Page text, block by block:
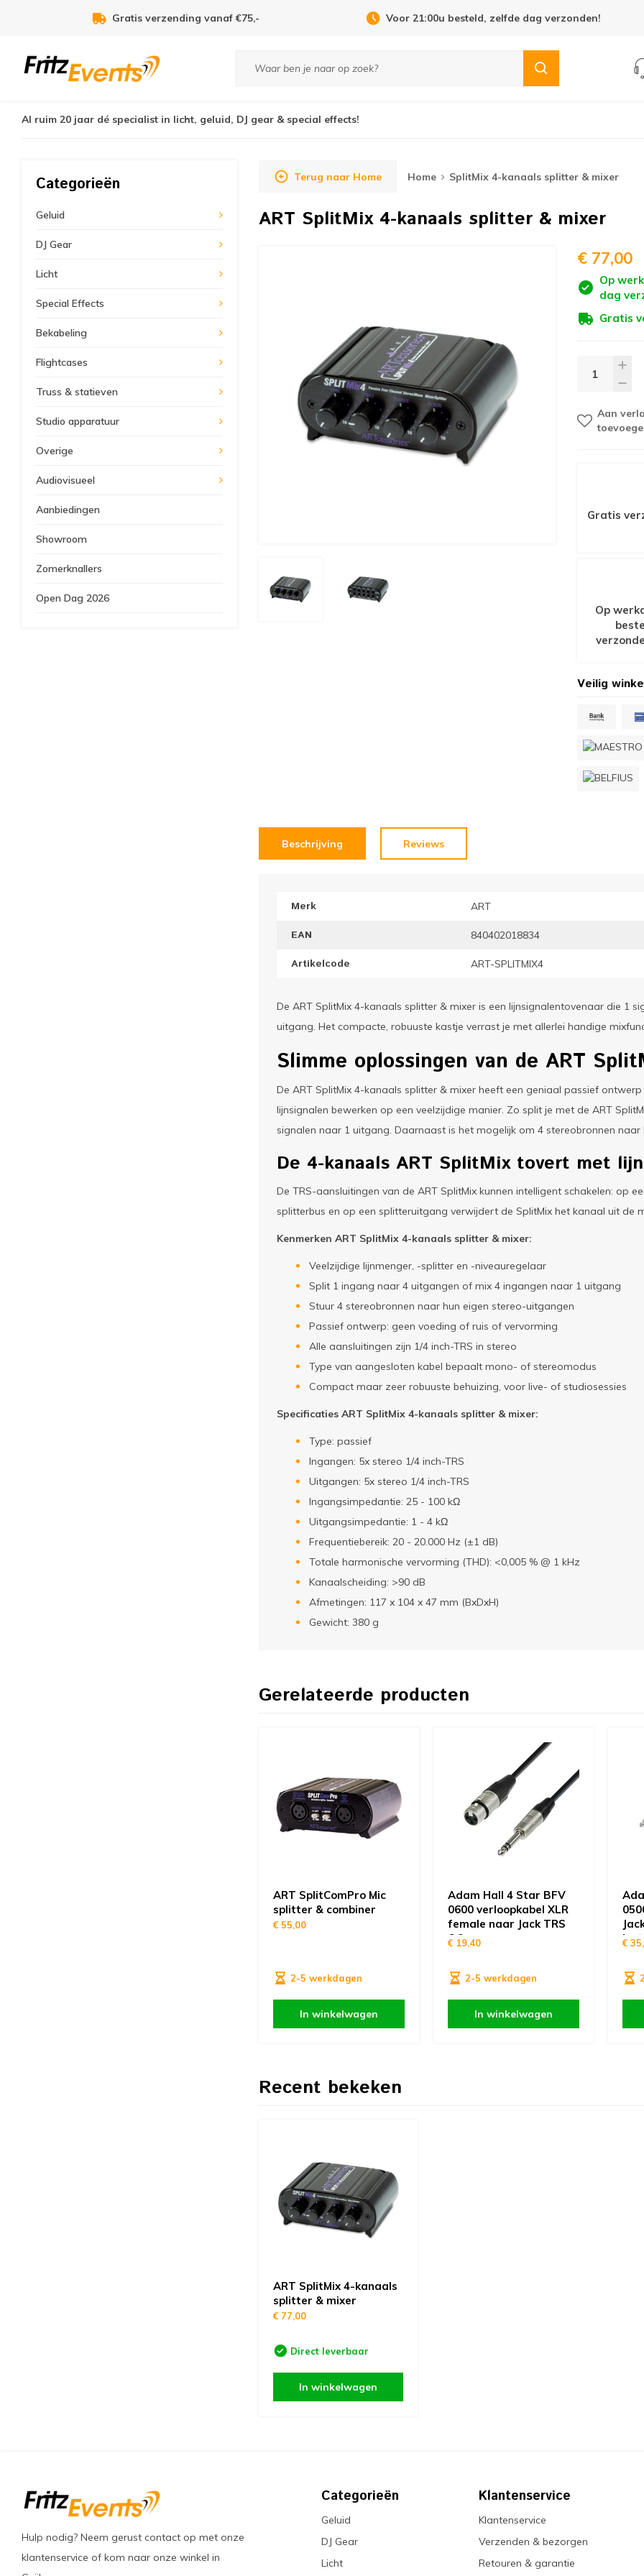
Voor 21:00u besteld, zelfde dag verzonden! Open Dag 19 september in Cuijk!
Al ruim 20 jaar dé specialist in licht, geluid, DJ gear & special effects!
Categorieën
Geluid
DJ Gear
Licht
Special Effects
Bekabeling
Flightcases
Truss & statieven
Studio apparatuur
Overige
Audiovisueel
Aanbiedingen
Showroom
Zomerknallers
Open Dag 2026
Terug naar Home Home SplitMix 4-kanaals splitter & mixer
ART SplitMix 4-kanaals splitter & mixer
€ 77,00
Op
dag
Gratis
Aan
Gratis
Op
Veilig
Beschrijving Reviews
Merk ART
EAN 840402018834
Artikelcode ART-SPLITMIX4
De ART SplitMix 4-kanaals splitter & mixer is een lijnsignalentovenaar die 1
uitgang. Het compacte, robuuste kastje verrast je met allerlei handige
Slimme oplossingen van de ART
De ART SplitMix 4-kanaals splitter & mixer heeft een geniaal passief
lijnsignalen bewerken op een veelzijdige manier. Zo split je met de ART
signalen naar 1 uitgang. Daarnaast is het mogelijk om 4 stereobronnen
De 4-kanaals ART SplitMix tovert met
De TRS-aansluitingen van de ART SplitMix kunnen intelligent schakelen: op
splitterbus en op een splitteruitgang verwijdert de SplitMix het kanaal uit de
Kenmerken ART SplitMix 4-kanaals splitter & mixer:
Veelzijdige lijnmenger, -splitter en -niveauregelaar
Split 1 ingang naar 4 uitgangen of mix 4 ingangen naar 1 uitgang
Stuur 4 stereobronnen naar hun eigen stereo-uitgangen
Passief ontwerp: geen voeding of ruis of vervorming
Alle aansluitingen zijn 1/4 inch-TRS in stereo
Type van aangesloten kabel bepaalt mono- of stereomodus
Compact maar zeer robuuste behuizing, voor live- of studiosessies
Specificaties ART SplitMix 4-kanaals splitter & mixer:
Type: passief
Ingangen: 5x stereo 1/4 inch-TRS
Uitgangen: 5x stereo 1/4 inch-TRS
Ingangsimpedantie: 25 - 100 kΩ
Uitgangsimpedantie: 1 - 4 kΩ
Frequentiebereik: 20 - 20.000 Hz (±1 dB)
Totale harmonische vervorming (THD): <0,005 % @ 1 kHz
Kanaalscheiding: >90 dB
Afmetingen: 117 x 104 x 47 mm (BxDxH)
Gewicht: 380 g
Gerelateerde producten
ART SplitComPro Mic
splitter & combiner
€ 55,00
2-5 werkdagen
In winkelwagen
Adam Hall 4 Star BFV
0600 verloopkabel XLR
female naar Jack TRS
6,0 m
€ 19,40
2-5 werkdagen
In winkelwagen
€
Recent bekeken
ART SplitMix 4-kanaals
splitter & mixer
€ 77,00
Direct leverbaar
In winkelwagen
Hulp nodig? Neem gerust contact op met onze
klantenservice of kom naar onze winkel in
Categorieën
Geluid
DJ Gear
Licht
Klantenservice
Klantenservice
Verzenden & bezorgen
Retouren & garantie